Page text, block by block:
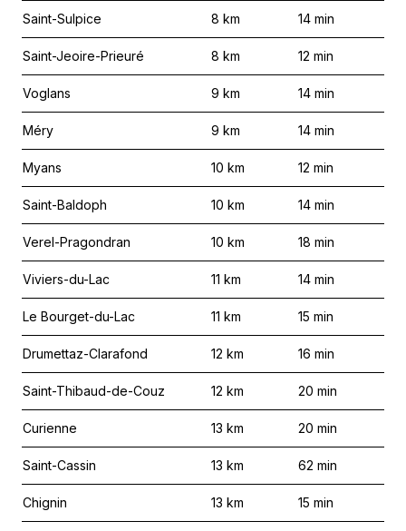
Saint-Sulpice 8 km 14 min
Saint-Jeoire-Prieuré 8 km 12 min
Voglans 9 km 14 min
Méry 9 km 14 min
Myans 10 km 12 min
Saint-Baldoph 10 km 14 min
Verel-Pragondran 10 km 18 min
Viviers-du-Lac 11 km 14 min
Le Bourget-du-Lac 11 km 15 min
Drumettaz-Clarafond 12 km 16 min
Saint-Thibaud-de-Couz 12 km 20 min
Curienne 13 km 20 min
Saint-Cassin 13 km 62 min
Chignin 13 km 15 min